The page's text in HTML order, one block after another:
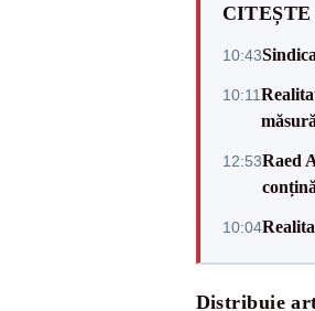
10:43
10:11
12:53Raed
10:04
Distribuie